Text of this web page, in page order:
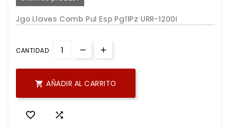
Jgo Llaves Comb Pul Esp Pg11Pz URR-1200I
CANTIDAD
 AÑADIR AL CARRITO
 